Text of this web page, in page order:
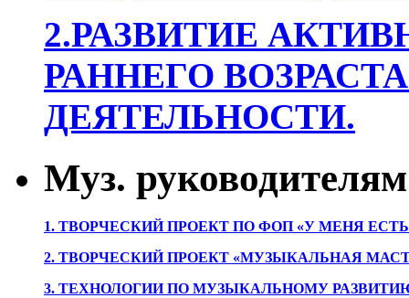
2.РАЗВИТИЕ
РАННЕГО
ДЕЯТЕЛЬНОСТИ.
Муз. руководителям
1. ТВОРЧЕСКИЙ ПРОЕКТ ПО ФОП «У МЕНЯ
2. ТВОРЧЕСКИЙ ПРОЕКТ «МУЗЫКАЛЬНАЯ
3. ТЕХНОЛОГИИ ПО МУЗЫКАЛЬНОМУ